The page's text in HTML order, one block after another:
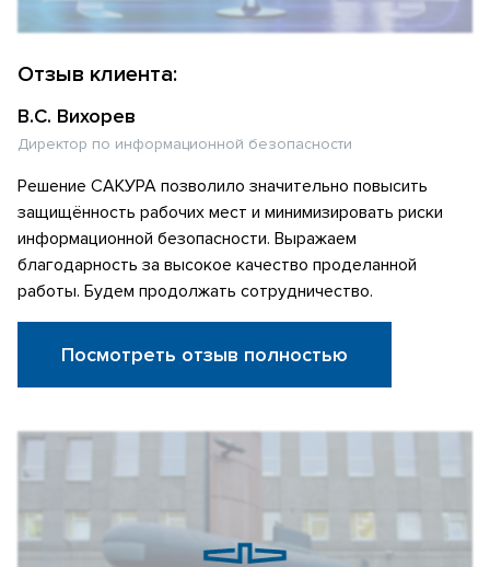
Отзыв клиента:
В.С. Вихорев
Директор по информационной безопасности
Решение САКУРА позволило значительно повысить
защищённость рабочих мест и минимизировать риски
информационной безопасности. Выражаем
благодарность за высокое качество проделанной
работы. Будем продолжать сотрудничество.
Посмотреть отзыв полностью